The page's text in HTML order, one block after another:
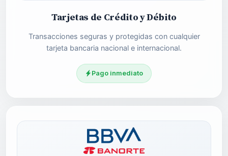
Tarjetas de Crédito y Débito
Transacciones seguras y protegidas con cualquier
tarjeta bancaria nacional e internacional.
Pago inmediato